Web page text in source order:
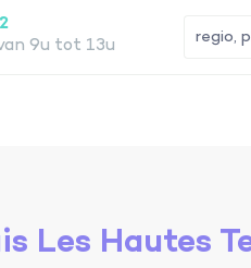
9u tot 13u
Les Hautes